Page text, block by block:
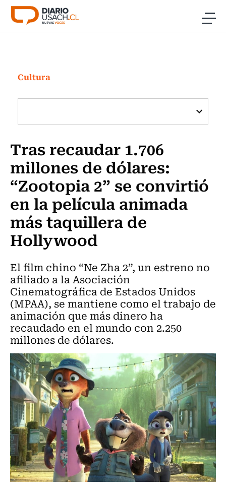
Click acá para ir directamente al contenido
Investigación
Cultura
Programas Radio y TV Usach
Cultura
Tras recaudar 1.706
millones de dólares:
“Zootopia 2” se convirtió
en la película animada
más taquillera de
Hollywood
El film chino “Ne Zha 2”, un estreno no
afiliado a la Asociación
Cinematográfica de Estados Unidos
(MPAA), se mantiene como el trabajo de
animación que más dinero ha
recaudado en el mundo con 2.250
millones de dólares.